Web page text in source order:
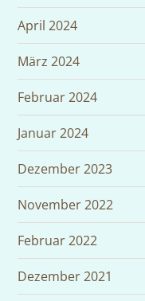
April 2024
März 2024
Februar 2024
Januar 2024
Dezember 2023
November 2022
Februar 2022
Dezember 2021